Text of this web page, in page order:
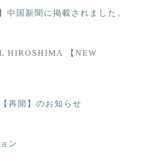
中国新聞に掲載されました。
HIROSHIMA 【NEW
再開】のお知らせ
ン